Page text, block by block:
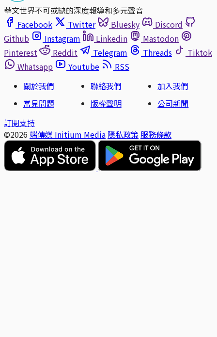
華文世界不可或缺的深度報導和多元聲音
Facebook
Twitter Bluesky
Discord
Github
Instagram Linkedin
Mastodon
Pinterest
Reddit Telegram Threads
Tiktok
Whatsapp
Youtube
RSS
關於我們
聯絡我們
加入我們
常見問題
版權聲明
公司新聞
訂閱支持
©2026 端傳媒 Initium Media 隱私政策 服務條款